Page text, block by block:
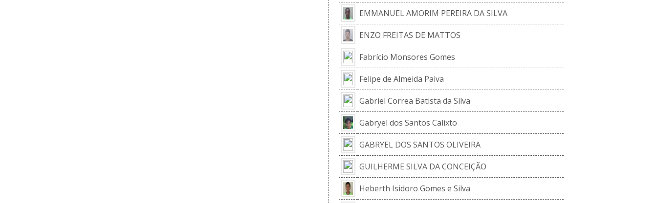
EMMANUEL AMORIM PEREIRA DA SILVA
ENZO FREITAS DE MATTOS
Fabrício Monsores Gomes
Felipe de Almeida Paiva
Gabriel Correa Batista da Silva
Gabryel dos Santos Calixto
GABRYEL DOS SANTOS OLIVEIRA
GUILHERME SILVA DA CONCEIÇÃO
Heberth Isidoro Gomes e Silva